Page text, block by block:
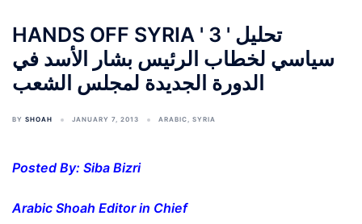
HANDS OFF SYRIA ' 3 ' تحليل
سياسي لخطاب الرئيس بشار الأسد في
الدورة الجديدة لمجلس الشعب
BY SHOAH JANUARY 7, 2013 ARABIC, SYRIA
Posted By: Siba Bizri
Arabic Shoah Editor in Chief